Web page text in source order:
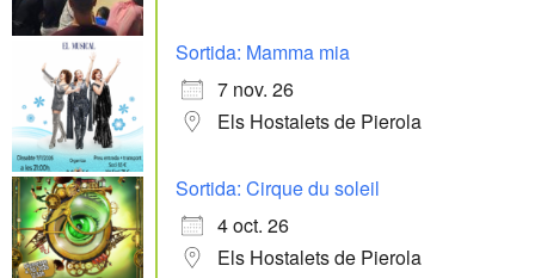
Sortida: Mamma mia
7 nov. 26
Els Hostalets de Pierola
Sortida: Cirque du soleil
4 oct. 26
Els Hostalets de Pierola